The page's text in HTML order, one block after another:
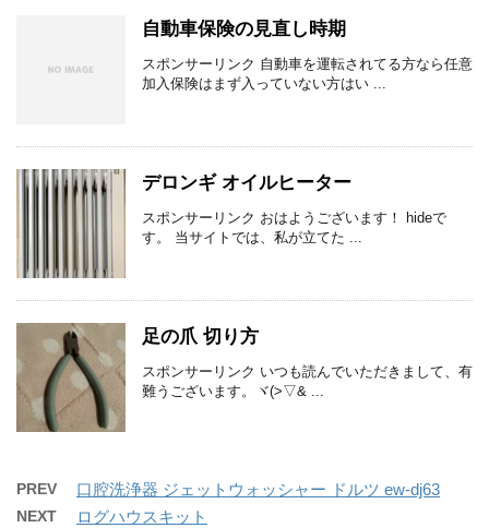
自動車保険の見直し時期
スポンサーリンク 自動車を運転されてる方なら任意
加入保険はまず入っていない方はい ...
デロンギ オイルヒーター
スポンサーリンク おはようございます！ hideで
す。 当サイトでは、私が立てた ...
足の爪 切り方
スポンサーリンク いつも読んでいただきまして、有
難うございます。ヾ(>▽& ...
PREV 口腔洗浄器 ジェットウォッシャー ドルツ ew-dj63
NEXT ログハウスキット